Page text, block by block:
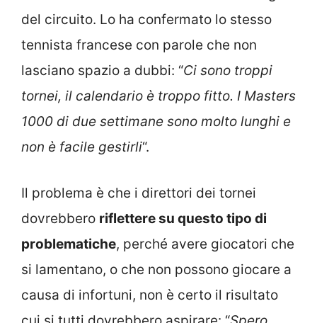
del circuito. Lo ha confermato lo stesso
tennista francese con parole che non
lasciano spazio a dubbi: “Ci sono troppi
tornei, il calendario è troppo fitto. I Masters
1000 di due settimane sono molto lunghi e
non è facile gestirli“.
Il problema è che i direttori dei tornei
dovrebbero riflettere su questo tipo di
problematiche, perché avere giocatori che
si lamentano, o che non possono giocare a
causa di infortuni, non è certo il risultato